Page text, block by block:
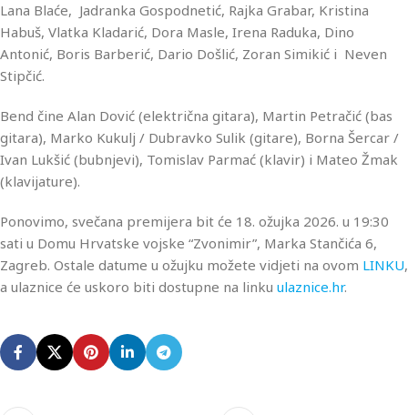
Lana Blaće, Jadranka Gospodnetić, Rajka Grabar, Kristina
Habuš, Vlatka Kladarić, Dora Masle, Irena Raduka, Dino
Antonić, Boris Barberić, Dario Došlić, Zoran Simikić i Neven
Stipčić.
Bend čine Alan Dović (električna gitara), Martin Petračić (bas
gitara), Marko Kukulj / Dubravko Sulik (gitare), Borna Šercar /
Ivan Lukšić (bubnjevi), Tomislav Parmać (klavir) i Mateo Žmak
(klavijature).
Ponovimo, svečana premijera bit će 18. ožujka 2026. u 19:30
sati u Domu Hrvatske vojske “Zvonimir”, Marka Stančića 6,
Zagreb. Ostale datume u ožujku možete vidjeti na ovom LINKU,
a ulaznice će uskoro biti dostupne na linku ulaznice.hr.